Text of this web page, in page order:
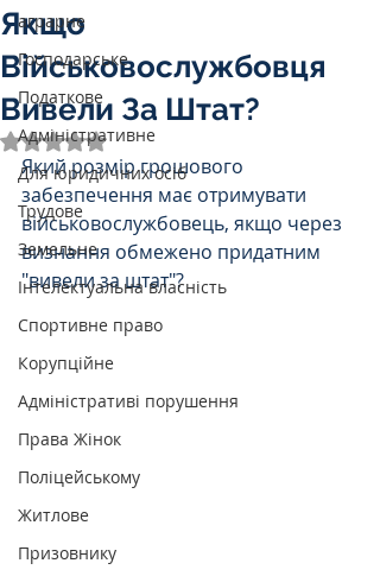
аграрне
Господарське
Податкове
Адміністративне
Для юридичних осіб
Трудове
Земельне
Інтелектуальна власність
Спортивне право
Корупційне
Адміністративі порушення
Права Жінок
Поліцейському
Житлове
Призовнику
Якщо
Військовослужбовця
Вивели За Штат?
Оцінка: NaN з 5 зірок.
Який розмір грошового
забезпечення має отримувати
військовослужбовець, якщо через
визнання обмежено придатним
"вивели за штат"?